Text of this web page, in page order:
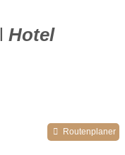
Hotel
Routenplaner